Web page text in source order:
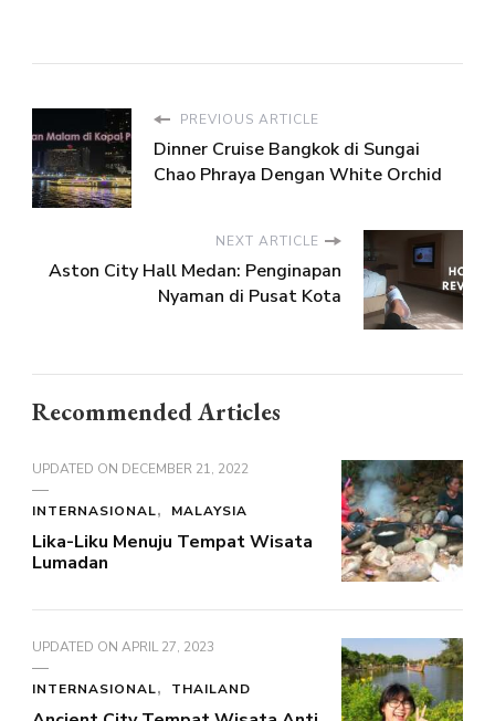
PREVIOUS ARTICLE
Dinner Cruise Bangkok di Sungai
Chao Phraya Dengan White Orchid
NEXT ARTICLE
Aston City Hall Medan: Penginapan
Nyaman di Pusat Kota
Recommended Articles
UPDATED ON DECEMBER 21, 2022
INTERNASIONAL MALAYSIA
Lika-Liku Menuju Tempat Wisata
Lumadan
UPDATED ON APRIL 27, 2023
INTERNASIONAL THAILAND